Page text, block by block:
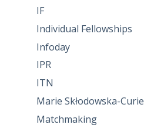
IF
Individual Fellowships
Infoday
IPR
ITN
Marie Skłodowska-Curie
Matchmaking